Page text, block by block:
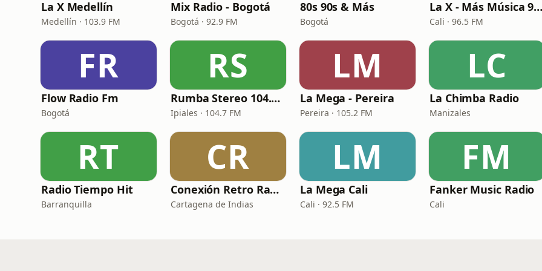
La X Medellín
Medellín · 103.9 FM
Mix Radio - Bogotá
Bogotá · 92.9 FM
80s 90s & Más
Bogotá
La X - Más
Cali · 96.5 FM
FR
Flow Radio Fm
Bogotá
RS
Rumba Stereo 104.7 FM
Ipiales · 104.7 FM
LM
La Mega - Pereira
Pereira · 105.2 FM
LC
La Chimba Radio
Manizales
RT
Radio Tiempo Hit
Barranquilla
CR
Conexión Retro Radio
Cartagena de Indias
LM
La Mega Cali
Cali · 92.5 FM
FM
Fanker Music Radio
Cali